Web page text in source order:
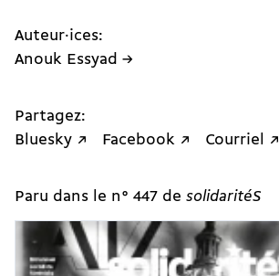
Auteur·ices:
Anouk Essyad →
Partagez:
Bluesky ↗
Facebook ↗ Courriel ↗
Paru dans le n° 447 de solidaritéS